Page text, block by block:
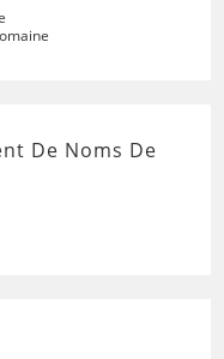
De Noms De